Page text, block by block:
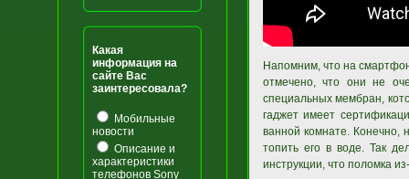
Какая
информация на
сайте Вас
заинтересовала?
Мобильные
новости
Описание и
характеристики
телефонов Sony
Напомним, что на
отмечено, что они не
специальных мембран,
гаджет имеет
ванной комнате. Конечно,
топить его в воде. Так
инструкции, что поломка